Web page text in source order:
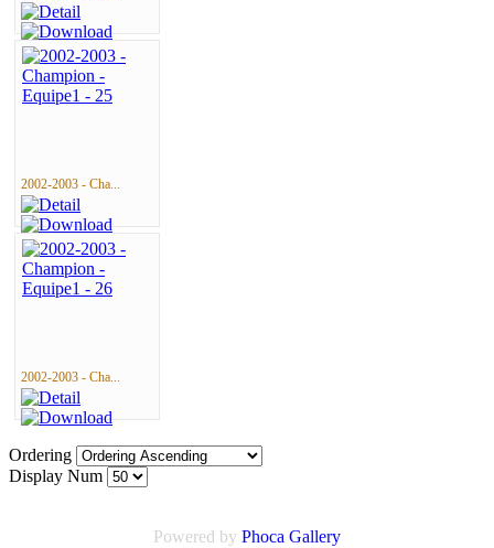
2002-2003 - Cha...
2002-2003 - Cha...
Ordering
Display Num
Powered by Phoca Gallery